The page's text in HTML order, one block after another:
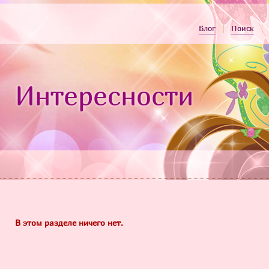
Блог Поиск
Интересности
В этом разделе ничего нет.